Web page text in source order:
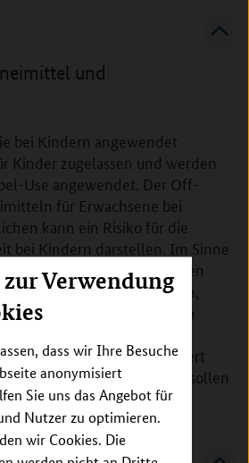
Verwendung
dass wir Ihre Besuche
anonymisiert
Sie uns das Angebot für
Nutzer zu optimieren.
wir Cookies. Die
und
bei Kindern angewendet
Kinder zugelassen und werden
Use angewendet. Der Off-
für Erwachsene bei
kann ein Risiko für die
bei Kindern darstellen. Im Sinne
sollen die Informationen
Kindern verabreicht werden,
zur Entwicklung von
geeigneten
Formulierungen gefördert
Lösungen für Kinder sollen
dieser jüngeren